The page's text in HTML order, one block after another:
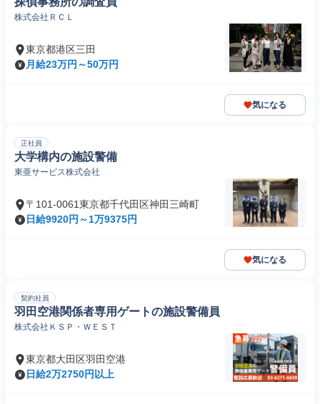
株式会社ＲＣＬ
東京都港区三田
月給23万円～50万円
気になる
正社員
大学構内の施設警備
東亜サービス株式会社
〒101-0061東京都千代田区神田三崎町
日給9920円～1万9375円
気になる
契約社員
羽田空港関係者専用ゲートの施設警備員
株式会社ＫＳＰ・ＷＥＳＴ
東京都大田区羽田空港
日給2万2750円以上